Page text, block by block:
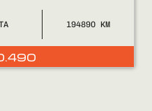
194890